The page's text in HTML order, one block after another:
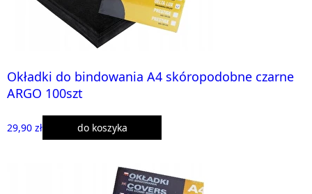
Okładki do bindowania A4 skóropodobne czarne
ARGO 100szt
29,90 zł do koszyka